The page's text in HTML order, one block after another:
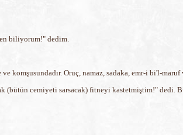
biliyorum!" dedim.
komşusundadır. Oruç, namaz, sadaka, emr-i bi'l-
(bütün cemiyeti sarsacak) fitneyi kastetmiştim!" dedi.